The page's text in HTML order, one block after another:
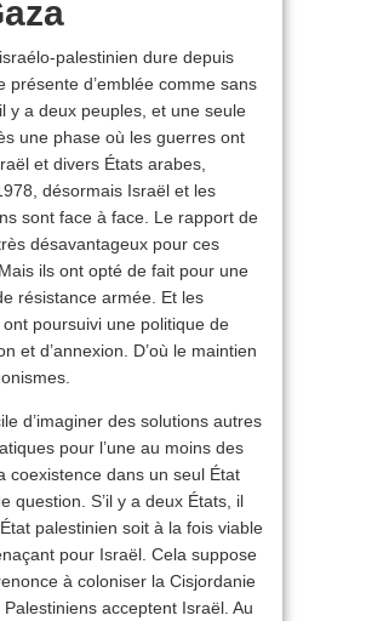
palestinien dure depuis
présente d’emblée comme sans
y a deux peuples, et une seule
une phase où les guerres ont
et divers États arabes,
désormais Israël et les
sont face à face. Le rapport de
désavantageux pour ces
ils ont opté de fait pour une
résistance armée. Et les
ont poursuivi une politique de
et d’annexion. D’où le maintien
d’imaginer des solutions autres
pour l’une au moins des
coexistence dans un seul État
question. S’il y a deux États, il
palestinien soit à la fois viable
pour Israël. Cela suppose
à coloniser la Cisjordanie
acceptent Israël. Au